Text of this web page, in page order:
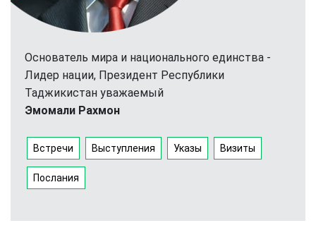
Основатель мира и национального единства -
Лидер нации, Президент Республики
Таджикистан уважаемый
Эмомали Рахмон
Встречи Выступления Указы Визиты
Послания